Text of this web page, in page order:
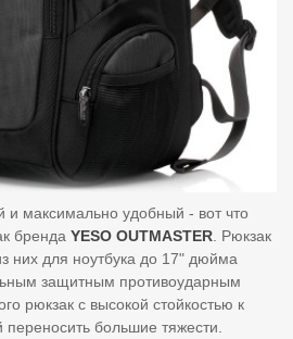
и максимально удобный - вот что
бренда YESO OUTMASTER . Рюкзак
них для ноутбука до 17" дюйма
защитным противоударным
рюкзак с высокой стойкостью к
большие тяжести.